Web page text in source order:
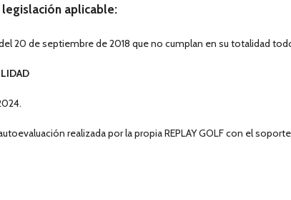
aplicable:
20 de septiembre de 2018 que no cumplan en su totalidad
realizada por la propia REPLAY GOLF con el